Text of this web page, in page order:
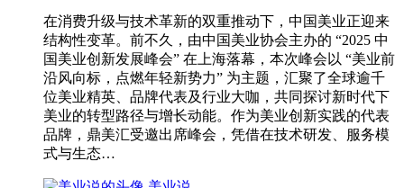
在消费升级与技术革新的双重推动下，中国美业正迎来
结构性变革。前不久，由中国美业协会主办的 “2025 中
国美业创新发展峰会” 在上海落幕，本次峰会以 “美业前
沿风向标，点燃年轻新势力” 为主题，汇聚了全球逾千
位美业精英、品牌代表及行业大咖，共同探讨新时代下
美业的转型路径与增长动能。作为美业创新实践的代表
品牌，鼎美汇受邀出席峰会，凭借在技术研发、服务模
式与生态…